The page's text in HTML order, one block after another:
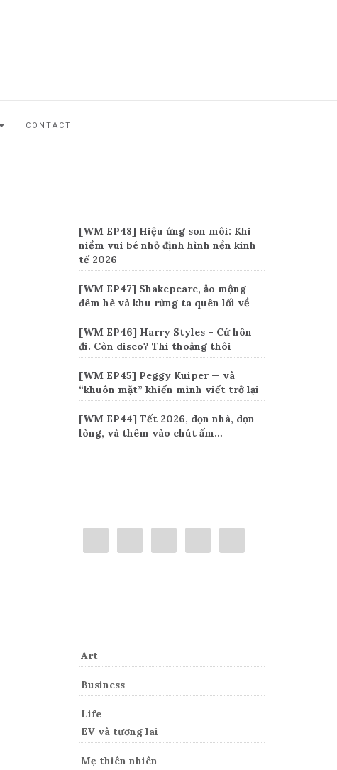
CONTACT
[WM EP48] Hiệu ứng son môi: Khi
niềm vui bé nhỏ định hình nền kinh
tế 2026
[WM EP47] Shakepeare, ảo mộng
đêm hè và khu rừng ta quên lối về
[WM EP46] Harry Styles – Cứ hôn
đi. Còn disco? Thi thoảng thôi
[WM EP45] Peggy Kuiper — và
“khuôn mặt” khiến mình viết trở lại
[WM EP44] Tết 2026, dọn nhà, dọn
lòng, và thêm vào chút ấm…
Art
Business
Life
EV và tương lai
Mẹ thiên nhiên